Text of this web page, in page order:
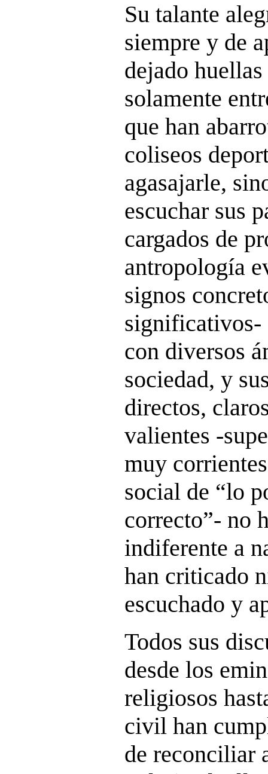
Su talante
siempre y de
dejado
solamente
que han
coliseos
agasajarle,
escuchar sus
cargados de
antropología
signos
significativos-
con diversos
sociedad, y
directos,
valientes -
muy
social de “lo
correcto”- no
indiferente a
han criticado
escuchado y
Todos sus
desde los
religiosos
civil han
de reconciliar